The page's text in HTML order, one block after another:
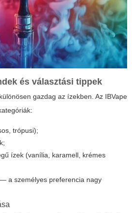
és választási tippek
gazdag az ízekben. Az IBVape
trópusi);
ízek (vanília, karamell, krémes
a személyes preferencia nagy